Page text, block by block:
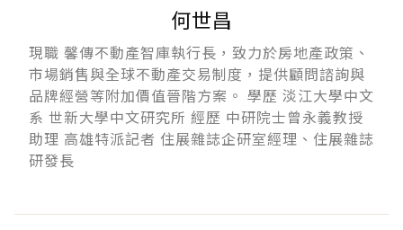
何世昌
現職 馨傳不動產智庫執行長，致力於房地產政策、
市場銷售與全球不動產交易制度，提供顧問諮詢與
品牌經營等附加價值晉階方案。 學歷 淡江大學中文
系 世新大學中文研究所 經歷 中研院士曾永義教授
助理 高雄特派記者 住展雜誌企研室經理、住展雜誌
研發長